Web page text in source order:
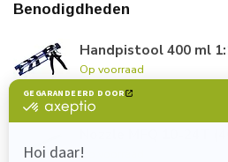
Benodigdheden
Handpistool 400 ml
Op voorraad
Op voorraad